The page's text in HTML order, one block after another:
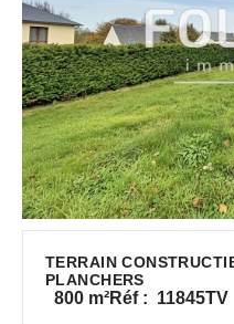
TERRAIN
PLANCHERS
800 m²Réf : 11845TV